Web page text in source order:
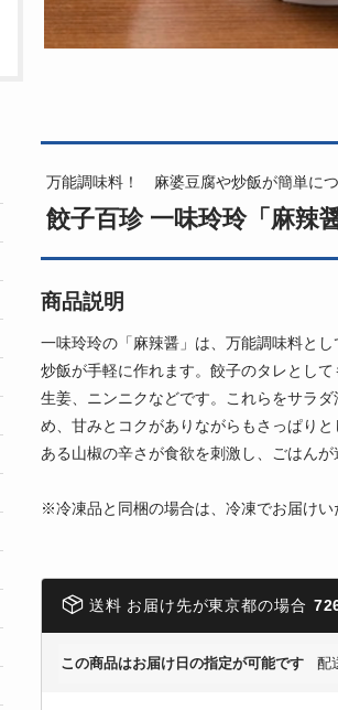
万能調味料！ 麻婆豆腐や炒飯が簡単につ
餃子百珍 一味玲玲「麻辣
商品説明
一味玲玲の「麻辣醤」は、万能調味料と
炒飯が手軽に作れます。餃子のタレとし
生姜、ニンニクなどです。これらをサラ
め、甘みとコクがありながらもさっぱり
ある山椒の辛さが食欲を刺激し、ごはんが
※冷凍品と同梱の場合は、冷凍でお届けい
送料 お届け先が東京都の場合
この商品はお届け日の指定が可能です 配